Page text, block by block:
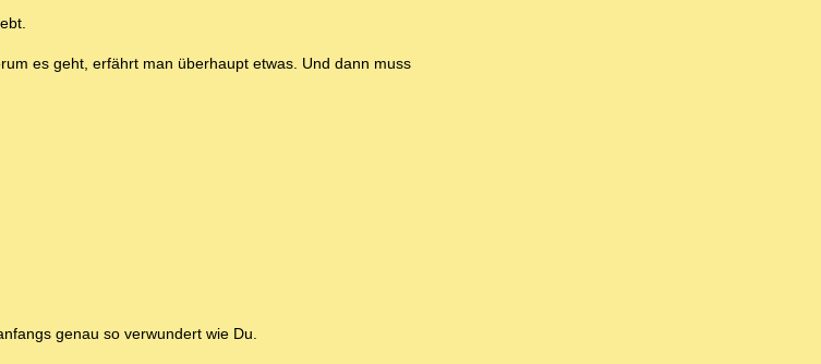
es geht, erfährt man überhaupt etwas. Und dann muss
genau so verwundert wie Du.